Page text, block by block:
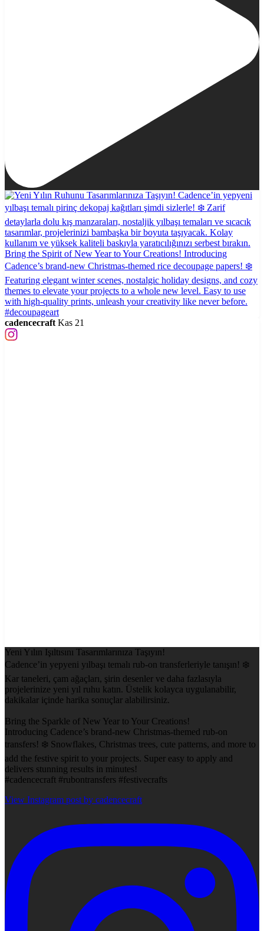
cadencecraft Kas 21
Yeni Yılın Işıltısını Tasarımlarınıza Taşıyın!
Cadence’in yepyeni yılbaşı temalı rub-on transferleriyle tanışın! ❄️
Kar taneleri, çam ağaçları, şirin desenler ve daha fazlasıyla
projelerinize yeni yıl ruhu katın. Üstelik kolayca uygulanabilir,
dakikalar içinde harika sonuçlar alabilirsiniz.
Bring the Sparkle of New Year to Your Creations!
Introducing Cadence’s brand-new Christmas-themed rub-on
transfers! ❄️ Snowflakes, Christmas trees, cute patterns, and more to
add the festive spirit to your projects. Super easy to apply and
delivers stunning results in minutes!
#cadencecraft #rubontransfers #festivecrafts
View Instagram post by cadencecraft